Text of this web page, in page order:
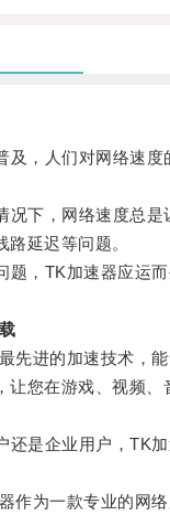
，人们对网络速度
下，网络速度总是
延迟等问题。
，TK加速器应运而
进的加速技术，能
让您在游戏、视频、
是企业用户，TK加
为一款专业的网络